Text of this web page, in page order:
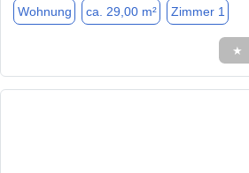
Wohnung ca. 29,00 m² Zimmer 1
★